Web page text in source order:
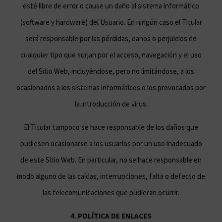
esté libre de error o cause un daño al sistema informático
(software y hardware) del Usuario. En ningún caso el Titular
será responsable por las pérdidas, daños o perjuicios de
cualquier tipo que surjan por el acceso, navegación y el uso
del Sitio Web, incluyéndose, pero no limitándose, a los
ocasionados a los sistemas informáticos o los provocados por
la introducción de virus.
El Titular tampoco se hace responsable de los daños que
pudiesen ocasionarse a los usuarios por un uso inadecuado
de este Sitio Web. En particular, no se hace responsable en
modo alguno de las caídas, interrupciones, falta o defecto de
las telecomunicaciones que pudieran ocurrir.
4. POLÍTICA DE ENLACES